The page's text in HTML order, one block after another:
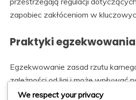
zapobiec zakłóceniom w
Praktyki egzekwowania
Egzekwowanie zasad rzutu
zależności od ligi i może wpływać
podchodzą do tych sytuacji.
We respect your privacy